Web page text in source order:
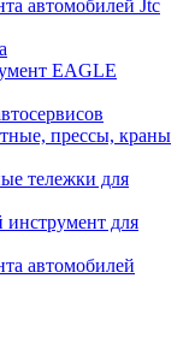
автомобилей Jtc
EAGLE
прессы, краны
тележки для
для
автомобилей